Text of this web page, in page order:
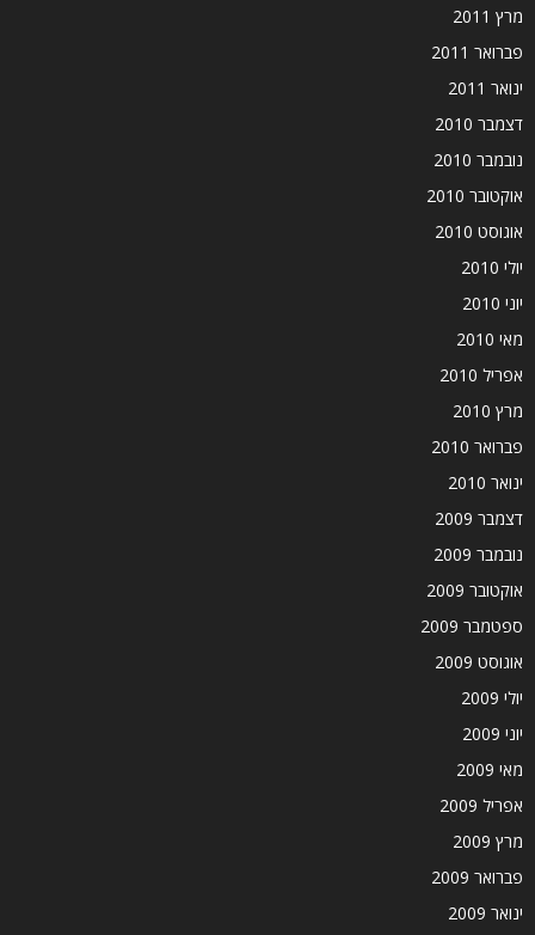
מרץ 2011
פברואר 2011
ינואר 2011
דצמבר 2010
נובמבר 2010
אוקטובר 2010
אוגוסט 2010
יולי 2010
יוני 2010
מאי 2010
אפריל 2010
מרץ 2010
פברואר 2010
ינואר 2010
דצמבר 2009
נובמבר 2009
אוקטובר 2009
ספטמבר 2009
אוגוסט 2009
יולי 2009
יוני 2009
מאי 2009
אפריל 2009
מרץ 2009
פברואר 2009
ינואר 2009